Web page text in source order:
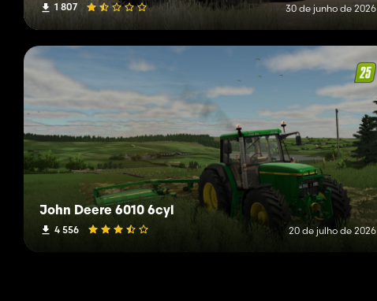
1 807 30 de junho de 2026
John Deere 6010 6cyl
4 556 20 de julho de 2026